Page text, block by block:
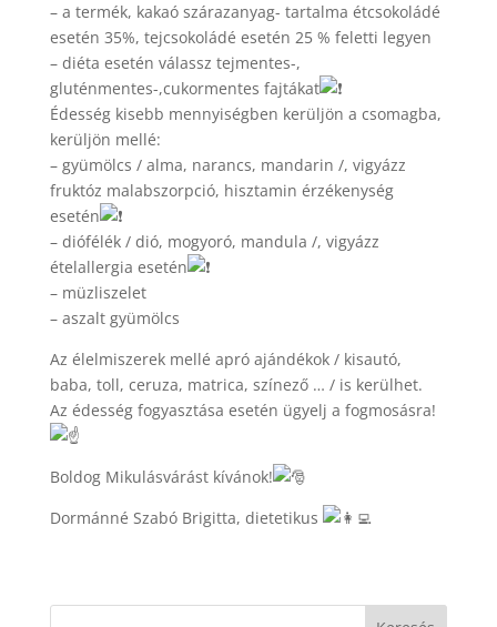
– a termék, kakaó szárazanyag- tartalma étcsokoládé
esetén 35%, tejcsokoládé esetén 25 % feletti legyen
– diéta esetén válassz tejmentes-,
gluténmentes-,cukormentes fajtákat
Édesség kisebb mennyiségben kerüljön a csomagba,
kerüljön mellé:
– gyümölcs / alma, narancs, mandarin /, vigyázz
fruktóz malabszorpció, hisztamin érzékenység
esetén
– diófélék / dió, mogyoró, mandula /, vigyázz
ételallergia esetén
– müzliszelet
– aszalt gyümölcs
Az élelmiszerek mellé apró ajándékok / kisautó,
baba, toll, ceruza, matrica, színező … / is kerülhet.
Az édesség fogyasztása esetén ügyelj a fogmosásra!
Boldog Mikulásvárást kívánok!
Dormánné Szabó Brigitta, dietetikus